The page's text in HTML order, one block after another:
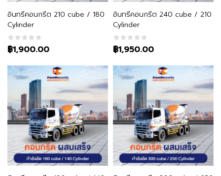
อินทรีคอนกรีต 210 cube / 180
Cylinder
฿1,900.00
หยิบใส่ตะกร้า
อินทรีคอนกรีต 240 cube / 210
Cylinder
฿1,950.00
หยิบใส่ตะกร้า